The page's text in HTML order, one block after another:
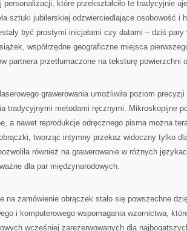
personalizacji, które przekształciło te tradycyjnie
sztuki jubilerskiej odzwierciedlające osobowość i
być prostymi inicjałami czy datami – dziś
współrzędne geograficzne miejsca
partnera przetłumaczone na teksturę powierzchni
grawerowania umożliwiła poziom
tradycyjnymi metodami ręcznymi. Mikroskopijne
a nawet reprodukcje odręcznego pisma można
tworząc intymny przekaz widoczny tylko
również na grawerowanie w różnych
dla par międzynarodowych.
na zamówienie obrączek stało się powszechne
i komputerowego wspomagania wzornictwa,
wcześniej zarezerwowanych dla